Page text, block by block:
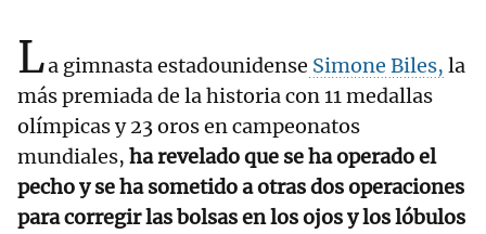
La gimnasta estadounidense Simone Biles, la
más premiada de la historia con 11 medallas
olímpicas y 23 oros en campeonatos
mundiales, ha revelado que se ha operado el
pecho y se ha sometido a otras dos operaciones
para corregir las bolsas en los ojos y los lóbulos